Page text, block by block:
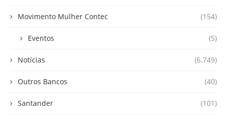
Movimento Mulher Contec (154)
Eventos (5)
Notícias (6.749)
Outros Bancos (40)
Santander (101)